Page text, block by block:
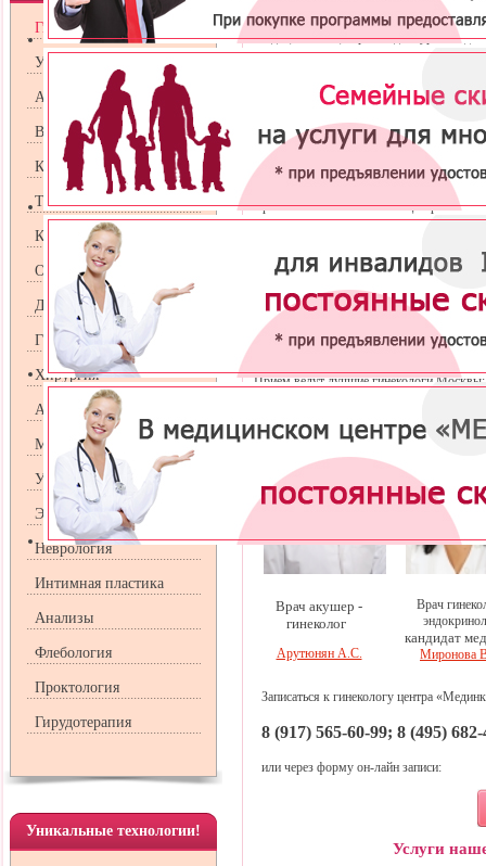
Гинекология
Урология
Андрология
Венерология
Косметология
Терапия
Кардиология
Оториноларингология
Дерматология
Гастроэнтрология
Хирургия
Аллергология
Маммология
УЗИ
Эндокринология
Неврология
Интимная пластика
Анализы
Флебология
Проктология
Гирудотерапия
Уникальные технологии!
Квалифицированный гинеколог в Москве
Медицинский центр «Мединкур»,
приглашает всех женщин пройти
За годы работы наша клиника
женской половой системы. Мы
Наша гинекология имеет в
лечения женских заболеваний. А в
ведь иногда требуется и их консультация.
Врачи гинекологи нашего центра в
института им. Склифосовского.
услуг для женщин, но и передали свой
Каждый гинеколог центра
навыков, поэтому наши специалисты
Приём ведут лучшие гинекологи Москвы:
Врач акушер -
гинеколог
Арутюнян А.С.
Врач
кандидат
Миронова
Записаться к гинекологу центра
8 (917) 565-60-99; 8 (495)
или через форму он-лайн записи:
Услуги